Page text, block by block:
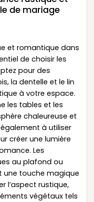
de mariage
et romantique dans
de choisir les
pour des
la dentelle et le lin
à votre espace.
les tables et les
chaleureuse et
à utiliser
créer une lumière
Les
au plafond ou
une touche magique
l’aspect rustique,
végétaux tels